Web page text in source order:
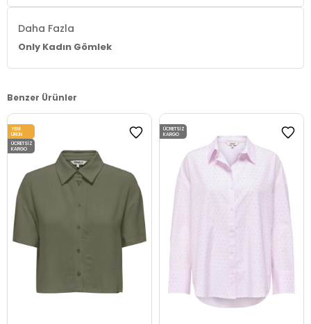
Daha Fazla
Only Kadın Gömlek
Benzer Ürünler
YENI
ÜRÜN
ÜCRETSIZ
KARGO
ÜCRETSIZ
KARGO